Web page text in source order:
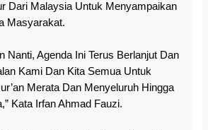
Dari Malaysia Untuk Menyampaikan
Masyarakat.
Nanti, Agenda Ini Terus Berlanjut Dan
Kami Dan Kita Semua Untuk
Merata Dan Menyeluruh Hingga
Kata Irfan Ahmad Fauzi.